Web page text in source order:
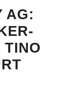
AG:
TINO